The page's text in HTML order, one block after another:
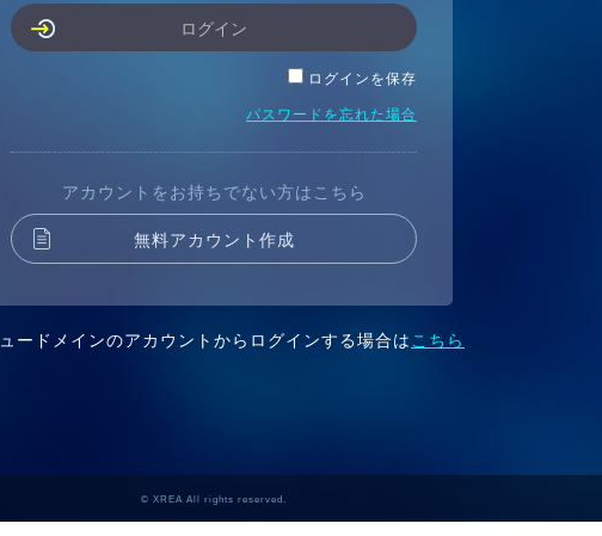
ログイン
ログインを保存
パスワードを忘れた場合
アカウントをお持ちでない方はこちら
無料アカウント作成
ードメインのアカウントからログインする場合は こちら
© XREA All rights reserved.